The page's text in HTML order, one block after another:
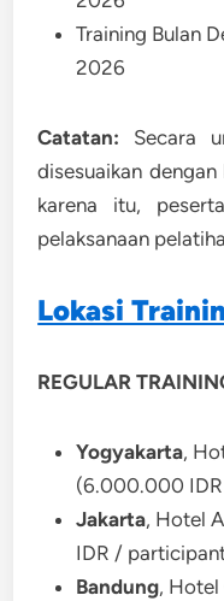
Training Bulan
2026
Catatan: Secara
disesuaikan
karena itu,
pelaksanaan
Lokasi
REGULAR
Yogyakarta,
(6.000.000
Jakarta, Hotel
IDR /
Bandung,